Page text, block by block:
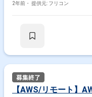
2年前・ 提供元: フリコン
【AWS/リモート】